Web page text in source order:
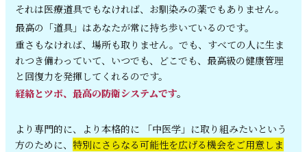
それは医療道具でもなければ、お馴染みの薬でもありません。
最高の「道具」はあなたが常に持ち歩いているのです。
重さもなければ、場所も取りません。 でも、すべての人に生ま
れつき備わっ ていて、いつでも、どこでも、最高級の健康管理
と回復力を発揮してくれるのです。
経絡とツボ、 最高の防衛システムです。
より専門的に、より本格的に 「中医学」に取り組みたいという
方のために、 特別にさらなる可能性を広げる機会をご用意しま